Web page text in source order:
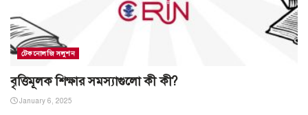
টেকনোলজি সলুশন
বৃত্তিমূলক শিক্ষার সমস্যাগুলো কী কী?
January 6, 2025